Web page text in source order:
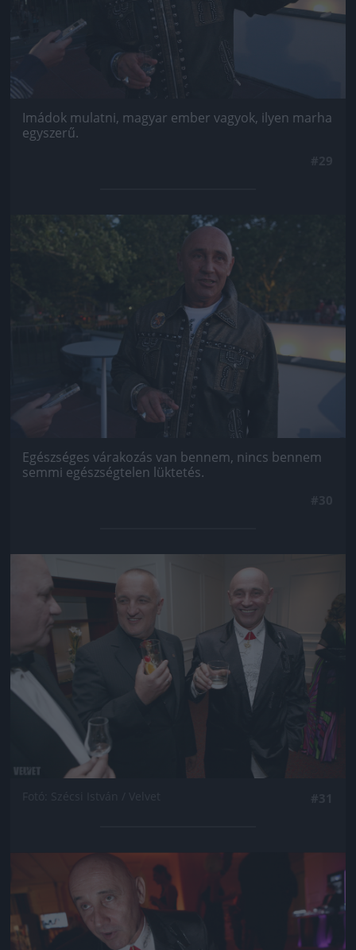
Imádok mulatni, magyar ember vagyok, ilyen marha
egyszerű.
Jön még kép!
Egészséges várakozás van bennem, nincs bennem
semmi egészségtelen lüktetés.
Jön még kép!
Jön még kép!